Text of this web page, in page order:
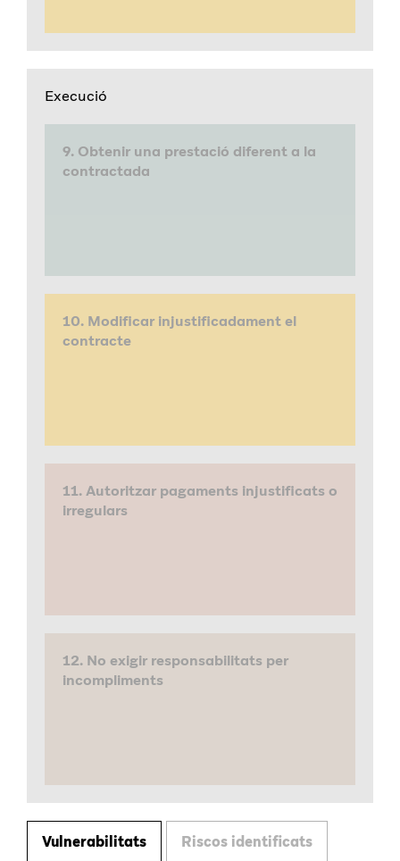
Execució
9. Obtenir una prestació diferent a la
contractada
10. Modificar injustificadament el
contracte
11. Autoritzar pagaments injustificats o
irregulars
12. No exigir responsabilitats per
incompliments
Vulnerabilitats Riscos identificats